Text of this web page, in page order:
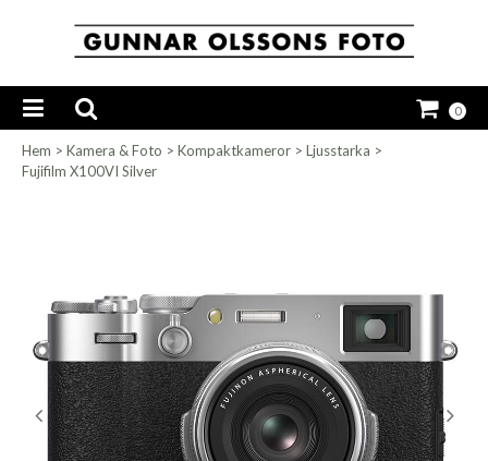
0
Hem > Kamera & Foto > Kompaktkameror > Ljusstarka >
Fujifilm X100VI Silver